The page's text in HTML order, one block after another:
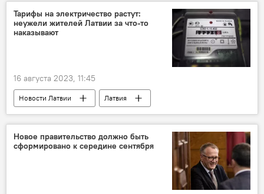
Тарифы на электричество растут:
неужели жителей Латвии за что-то
наказывают
16 августа 2023, 11:45
Новости Латвии
Латвия
Эдгарс Ринкевичс
Кришьянис Кариньш
Новое правительство должно быть
сформировано к середине сентября